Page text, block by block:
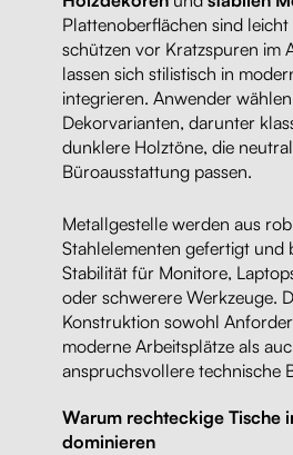
Plattenoberflächen sind leicht
schützen vor Kratzspuren im
lassen sich stilistisch in
integrieren. Anwender
Dekorvarianten, darunter
dunklere Holztöne, die
Büroausstattung passen.
Metallgestelle werden aus
Stahlelementen gefertigt und
Stabilität für Monitore,
oder schwerere Werkzeuge.
Konstruktion sowohl
moderne Arbeitsplätze als
anspruchsvollere technische
Warum rechteckige Tische
dominieren